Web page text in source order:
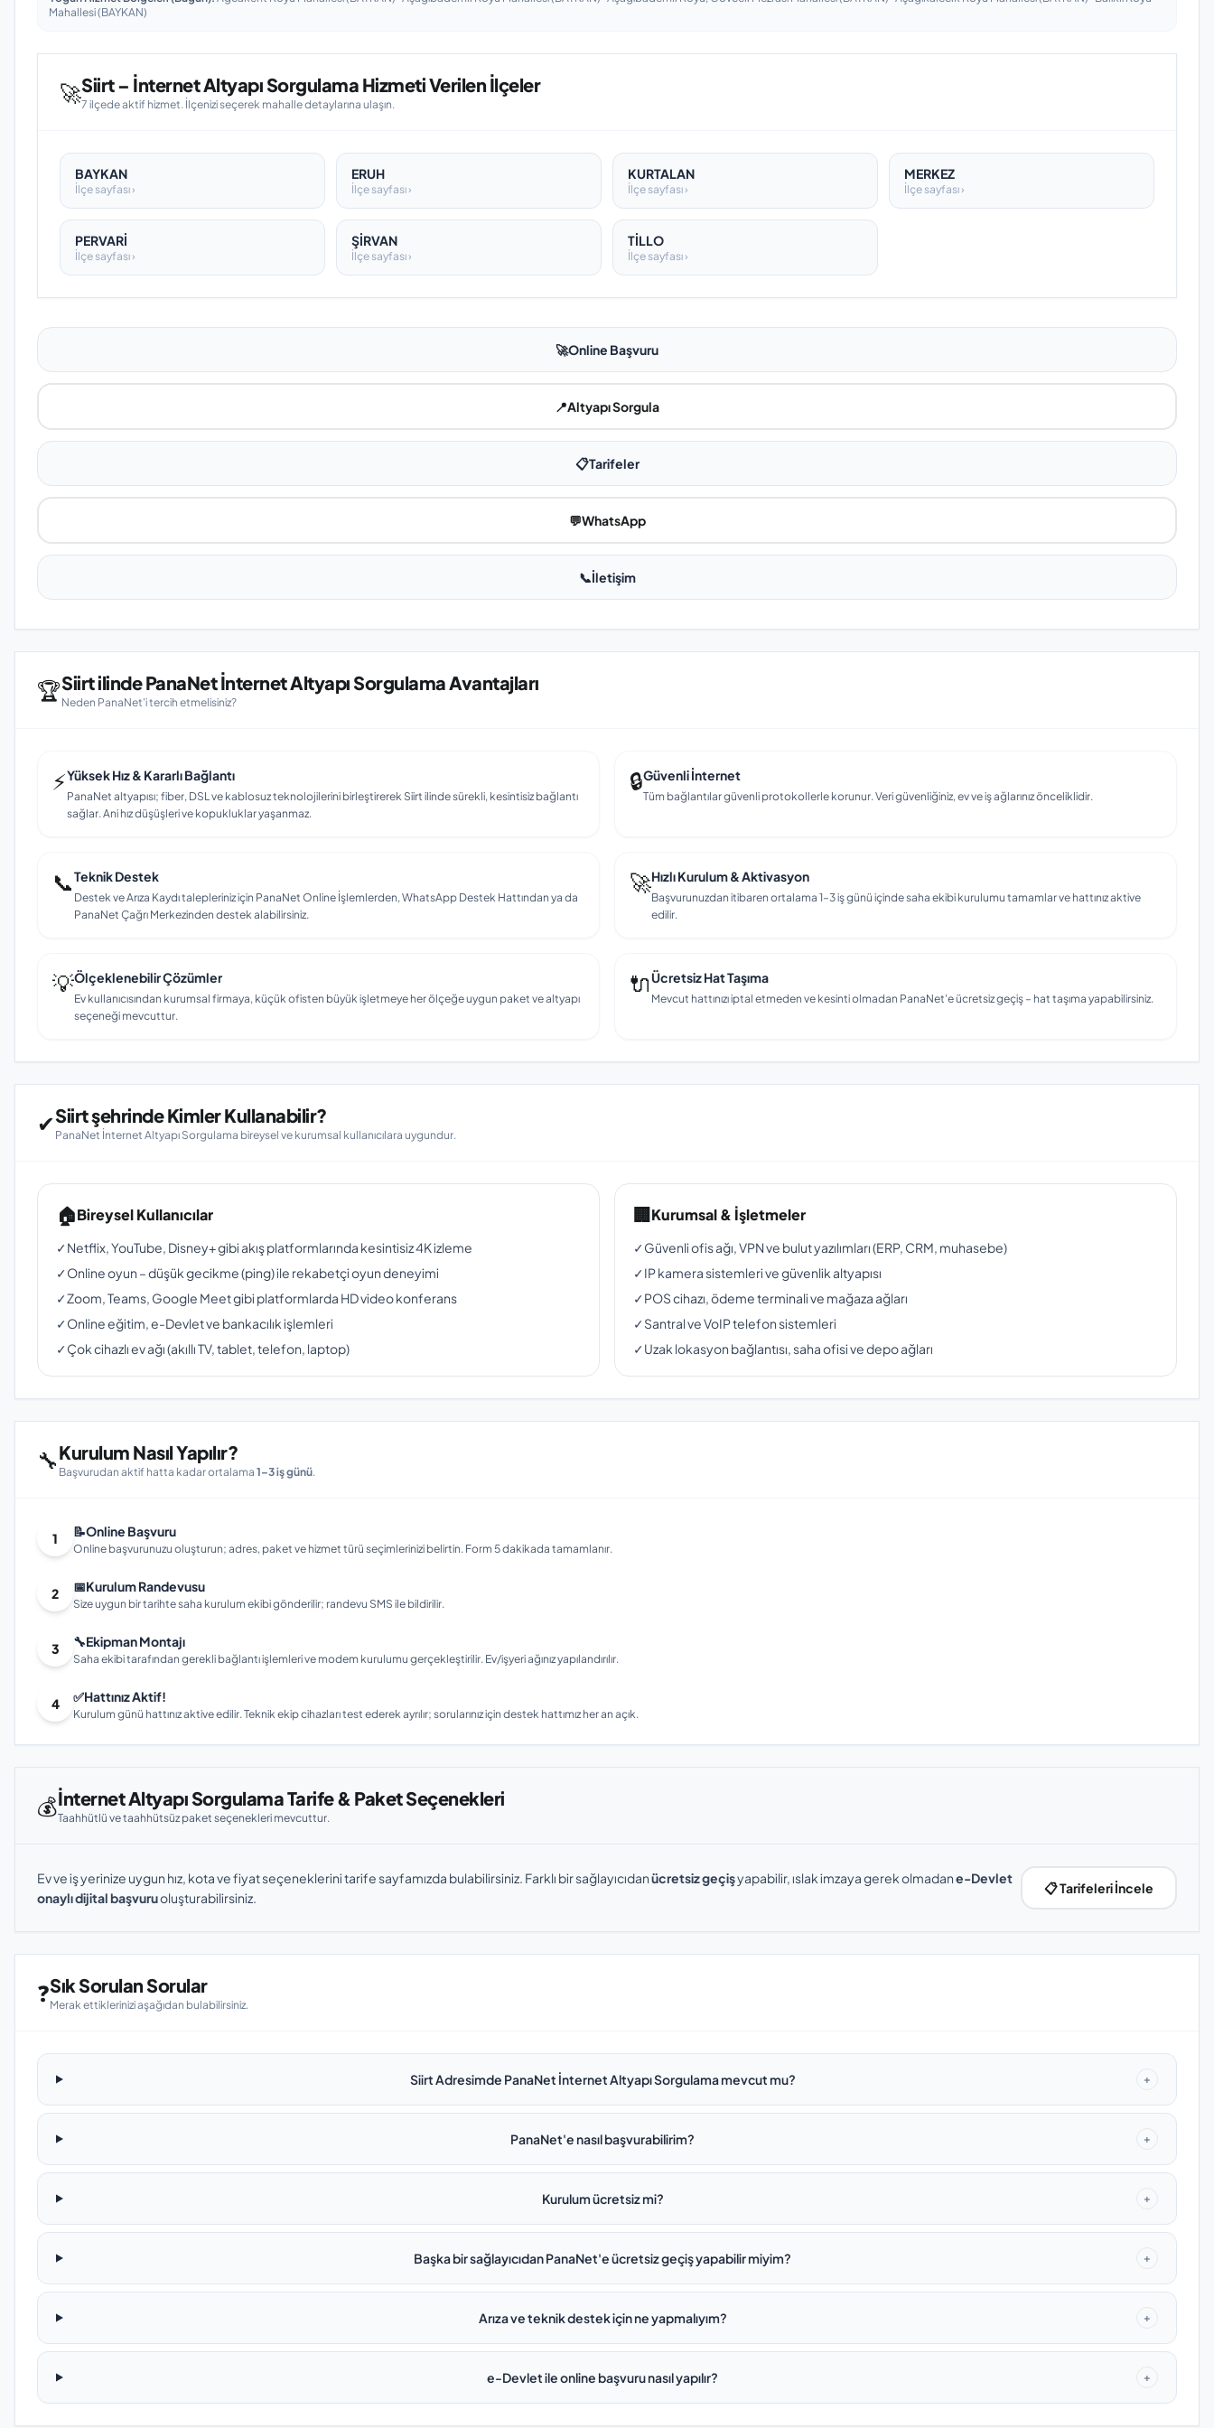
Mahallesi (BAYKAN)
🚀Siirt – İnternet Altyapı Sorgulama Hizmeti Verilen İlçeler
7 ilçede aktif hizmet. İlçenizi seçerek mahalle detaylarına ulaşın.
BAYKAN
İlçe sayfası ›
ERUH
İlçe sayfası ›
KURTALAN
İlçe sayfası ›
MERKEZ
İlçe sayfası ›
PERVARİ
İlçe sayfası ›
ŞİRVAN
İlçe sayfası ›
TİLLO
İlçe sayfası ›
🚀Online Başvuru
📍Altyapı Sorgula
📋Tarifeler
💬WhatsApp
📞İletişim
🏆Siirt ilinde PanaNet İnternet Altyapı Sorgulama Avantajları
Neden PanaNet'i tercih etmelisiniz?
⚡Yüksek Hız & Kararlı Bağlantı
PanaNet altyapısı; fiber, DSL ve kablosuz teknolojilerini birleştirerek Siirt ilinde sürekli, kesintisiz bağlantı
sağlar. Ani hız düşüşleri ve kopukluklar yaşanmaz.
🔒Güvenli İnternet
Tüm bağlantılar güvenli protokollerle korunur. Veri güvenliğiniz, ev ve iş ağlarınız önceliklidir.
📞Teknik Destek
Destek ve Arıza Kaydı talepleriniz için PanaNet Online İşlemlerden, WhatsApp Destek Hattından ya da
PanaNet Çağrı Merkezinden destek alabilirsiniz.
🚀Hızlı Kurulum & Aktivasyon
Başvurunuzdan itibaren ortalama 1–3 iş günü içinde saha ekibi kurulumu tamamlar ve hattınız aktive
edilir.
💡Ölçeklenebilir Çözümler
Ev kullanıcısından kurumsal firmaya, küçük ofisten büyük işletmeye her ölçeğe uygun paket ve altyapı
seçeneği mevcuttur.
🔌Ücretsiz Hat Taşıma
Mevcut hattınızı iptal etmeden ve kesinti olmadan PanaNet'e ücretsiz geçiş – hat taşıma yapabilirsiniz.
✔Siirt şehrinde Kimler Kullanabilir?
PanaNet İnternet Altyapı Sorgulama bireysel ve kurumsal kullanıcılara uygundur.
🏠Bireysel Kullanıcılar
✓Netflix, YouTube, Disney+ gibi akış platformlarında kesintisiz 4K izleme
✓Online oyun – düşük gecikme (ping) ile rekabetçi oyun deneyimi
✓Zoom, Teams, Google Meet gibi platformlarda HD video konferans
✓Online eğitim, e-Devlet ve bankacılık işlemleri
✓Çok cihazlı ev ağı (akıllı TV, tablet, telefon, laptop)
🏢Kurumsal & İşletmeler
✓Güvenli ofis ağı, VPN ve bulut yazılımları (ERP, CRM, muhasebe)
✓IP kamera sistemleri ve güvenlik altyapısı
✓POS cihazı, ödeme terminali ve mağaza ağları
✓Santral ve VoIP telefon sistemleri
✓Uzak lokasyon bağlantısı, saha ofisi ve depo ağları
🔧Kurulum Nasıl Yapılır?
Başvurudan aktif hatta kadar ortalama 1–3 iş günü.
1 📝Online Başvuru
Online başvurunuzu oluşturun; adres, paket ve hizmet türü seçimlerinizi belirtin. Form 5 dakikada tamamlanır.
2 📅Kurulum Randevusu
Size uygun bir tarihte saha kurulum ekibi gönderilir; randevu SMS ile bildirilir.
3 🔧Ekipman Montajı
Saha ekibi tarafından gerekli bağlantı işlemleri ve modem kurulumu gerçekleştirilir. Ev/işyeri ağınız yapılandırılır.
4 ✅Hattınız Aktif!
Kurulum günü hattınız aktive edilir. Teknik ekip cihazları test ederek ayrılır; sorularınız için destek hattımız her an açık.
💰İnternet Altyapı Sorgulama Tarife & Paket Seçenekleri
Taahhütlü ve taahhütsüz paket seçenekleri mevcuttur.
Ev ve iş yerinize uygun hız, kota ve fiyat seçeneklerini tarife sayfamızda bulabilirsiniz. Farklı bir sağlayıcıdanücretsiz geçişyapabilir, ıslak imzaya gerek olmadane-Devlet
onaylı dijital başvuruoluşturabilirsiniz.
📋 Tarifeleri İncele
❓Sık Sorulan Sorular
Merak ettiklerinizi aşağıdan bulabilirsiniz.
Siirt Adresimde PanaNet İnternet Altyapı Sorgulama mevcut mu? +
PanaNet'e nasıl başvurabilirim? +
Kurulum ücretsiz mi? +
Başka bir sağlayıcıdan PanaNet'e ücretsiz geçiş yapabilir miyim? +
Arıza ve teknik destek için ne yapmalıyım? +
e-Devlet ile online başvuru nasıl yapılır? +